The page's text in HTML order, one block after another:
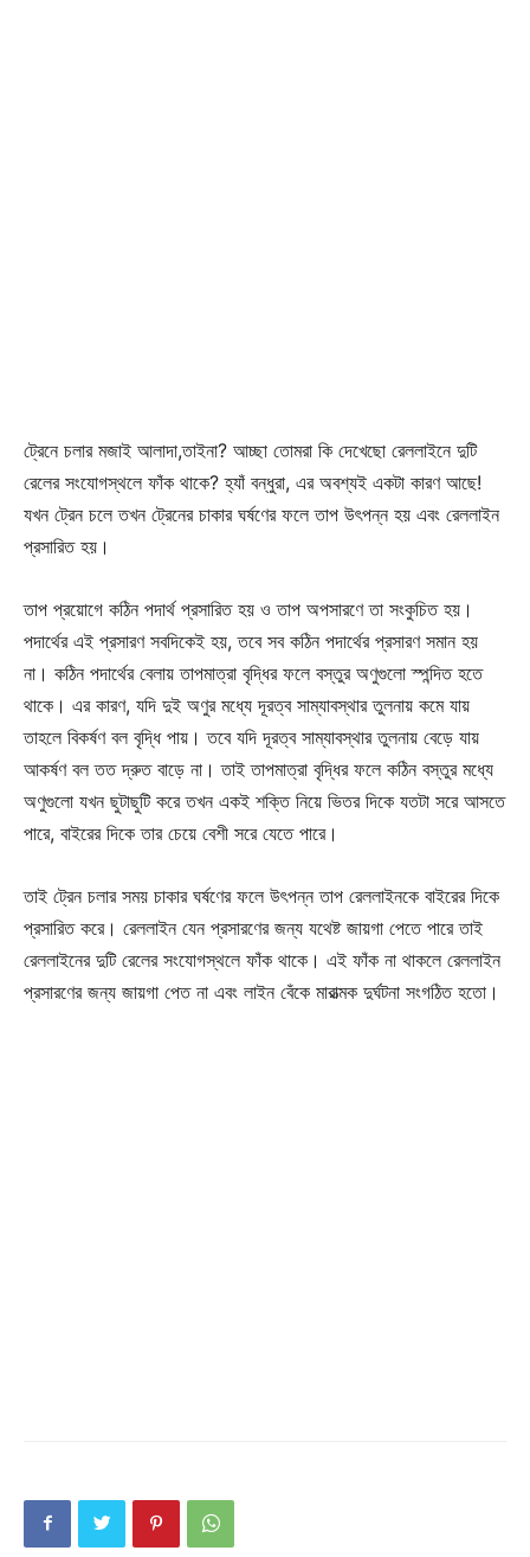
Subscription Plans
ট্রেনে চলার মজাই আলাদা,তাইনা? আচ্ছা তোমরা কি দেখেছো রেললাইনে দুটি
রেলের সংযোগস্থলে ফাঁক থাকে? হ্যাঁ বন্ধুরা, এর অবশ্যই একটা কারণ আছে!
যখন ট্রেন চলে তখন ট্রেনের চাকার ঘর্ষণের ফলে তাপ উৎপন্ন হয় এবং রেললাইন
প্রসারিত হয়।
তাপ প্রয়োগে কঠিন পদার্থ প্রসারিত হয় ও তাপ অপসারণে তা সংকুচিত হয়।
পদার্থের এই প্রসারণ সবদিকেই হয়, তবে সব কঠিন পদার্থের প্রসারণ সমান হয়
না। কঠিন পদার্থের বেলায় তাপমাত্রা বৃদ্ধির ফলে বস্তুর অণুগুলো স্পন্দিত হতে
থাকে। এর কারণ, যদি দুই অণুর মধ্যে দূরত্ব সাম্যাবস্থার তুলনায় কমে যায়
তাহলে বিকর্ষণ বল বৃদ্ধি পায়। তবে যদি দূরত্ব সাম্যাবস্থার তুলনায় বেড়ে যায়
আকর্ষণ বল তত দ্রুত বাড়ে না। তাই তাপমাত্রা বৃদ্ধির ফলে কঠিন বস্তুর মধ্যে
অণুগুলো যখন ছুটাছুটি করে তখন একই শক্তি নিয়ে ভিতর দিকে যতটা সরে আসতে
পারে, বাইরের দিকে তার চেয়ে বেশী সরে যেতে পারে।
তাই ট্রেন চলার সময় চাকার ঘর্ষণের ফলে উৎপন্ন তাপ রেললাইনকে বাইরের দিকে
প্রসারিত করে। রেললাইন যেন প্রসারণের জন্য যথেষ্ট জায়গা পেতে পারে তাই
রেললাইনের দুটি রেলের সংযোগস্থলে ফাঁক থাকে। এই ফাঁক না থাকলে রেললাইন
প্রসারণের জন্য জায়গা পেত না এবং লাইন বেঁকে মারাত্মক দুর্ঘটনা সংগঠিত হতো।